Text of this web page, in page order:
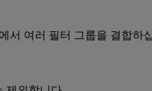
서 여러 필터 그룹을 결합하